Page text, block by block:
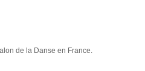
de la Danse en France.